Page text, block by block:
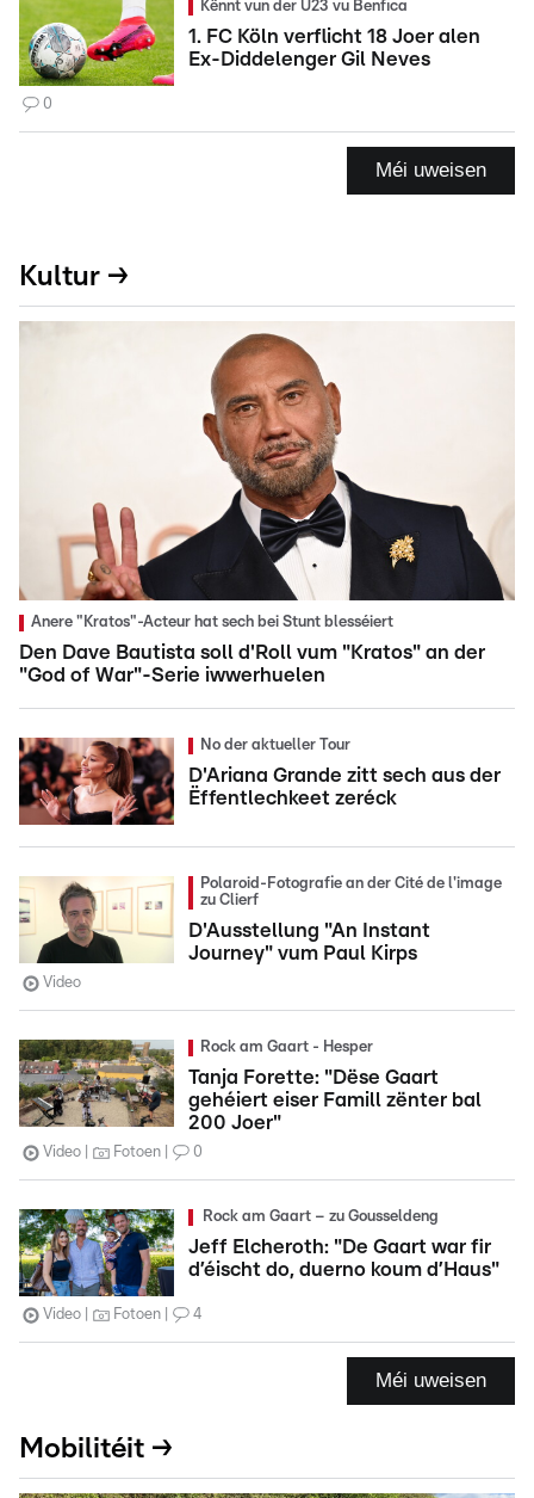
Kënnt vun der U23 vu Benfica
1. FC Köln verflicht 18 Joer alen
Ex-Diddelenger Gil Neves
0
Méi uweisen
Kultur →
Anere "Kratos"-Acteur hat sech bei Stunt blesséiert
Den Dave Bautista soll d'Roll vum "Kratos" an der
"God of War"-Serie iwwerhuelen
No der aktueller Tour
D'Ariana Grande zitt sech aus der
Ëffentlechkeet zeréck
Polaroid-Fotografie an der Cité de l'image
zu Clierf
D'Ausstellung "An Instant
Journey" vum Paul Kirps
Video
Rock am Gaart - Hesper
Tanja Forette: "Dëse Gaart
gehéiert eiser Famill zënter bal
200 Joer"
Video Fotoen 0
Rock am Gaart – zu Gousseldeng
Jeff Elcheroth: "De Gaart war fir
d’éischt do, duerno koum d’Haus"
Video Fotoen 4
Méi uweisen
Mobilitéit →